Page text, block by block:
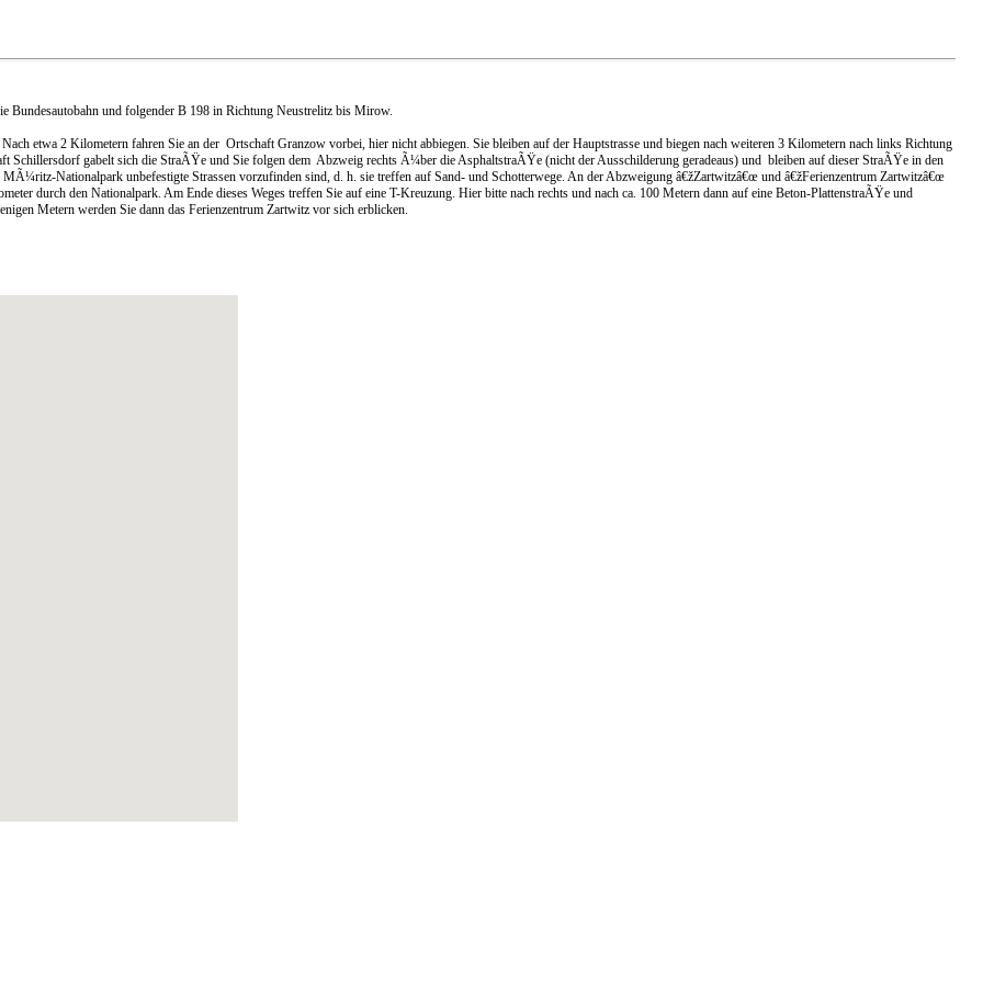
Bundesautobahn und folgender B 198 in Richtung Neustrelitz bis Mirow.
etwa 2 Kilometern fahren Sie an der Ortschaft Granzow vorbei, hier nicht abbiegen. Sie bleiben auf der Hauptstrasse und biegen nach weiteren 3 Kilometern nach links Richtung
Schillersdorf gabelt sich die StraÃŸe und Sie folgen dem Abzweig rechts Ã¼ber die AsphaltstraÃŸe (nicht der Ausschilderung geradeaus) und bleiben auf dieser StraÃŸe in den
Nationalpark unbefestigte Strassen vorzufinden sind, d. h. sie treffen auf Sand- und Schotterwege. An der Abzweigung â€žZartwitzâ€œ und â€žFerienzentrum Zartwitzâ€œ
durch den Nationalpark. Am Ende dieses Weges treffen Sie auf eine T-Kreuzung. Hier bitte nach rechts und nach ca. 100 Metern dann auf eine Beton-PlattenstraÃŸe und
Metern werden Sie dann das Ferienzentrum Zartwitz vor sich erblicken.